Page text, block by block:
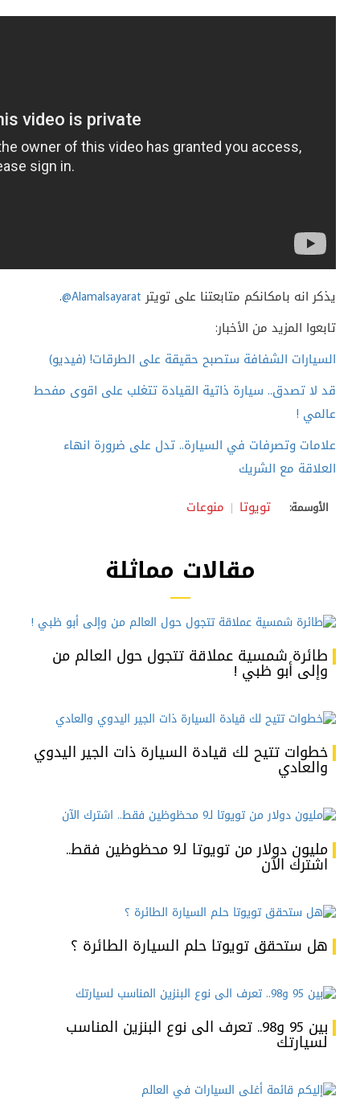
يذكر انه بامكانكم متابعتنا على تويتر@Alamalsayarat
.
تابعوا المزيد من الأخبار:
السيارات الشفافة ستصبح حقيقة على الطرقات! (فيديو)
قد لا تصدق.. سيارة ذاتية القيادة تتغلب على اقوى مفحط
عالمي !
علامات وتصرفات في السيارة.. تدل على ضرورة انهاء
العلاقة مع الشريك
الأوسمة: تويوتا منوعات
مقالات مماثلة
طائرة شمسية عملاقة تتجول حول العالم من
وإلى أبو ظبي !
خطوات تتيح لك قيادة السيارة ذات الجير اليدوي
والعادي
مليون دولار من تويوتا لـ9 محظوظين فقط..
اشترك الآن
هل ستحقق تويوتا حلم السيارة الطائرة ؟
بين 95 و98.. تعرف الى نوع البنزين المناسب
لسيارتك